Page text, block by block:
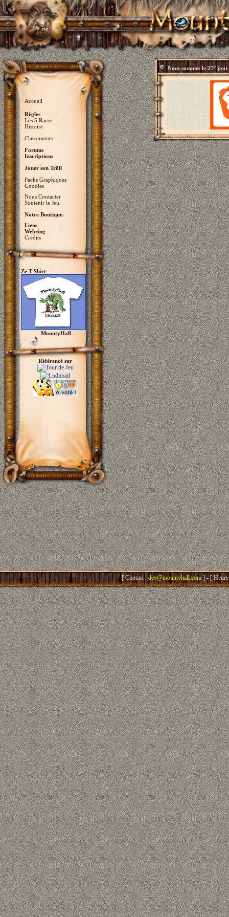
Accueil
Règles
Les 5 Races
Histoire
Classements
Forums
Inscriptions
Jouer son Trõll
Packs Graphiques
Goodies
Nous Contacter
Soutenir le Jeu.
Notre Boutique.
Liens
Webring
Crédits
Ze T-Shirt
MountyHall
Référencé sur
Nous sommes le27° jour
[ Contact : dev@mountyhall.com] - [ Heure